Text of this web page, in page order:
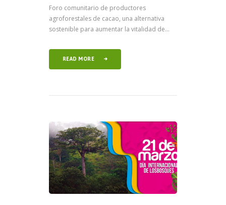
Foro comunitario de productores
agroforestales de cacao, una alternativa
sostenible para aumentar la vitalidad de...
READ MORE